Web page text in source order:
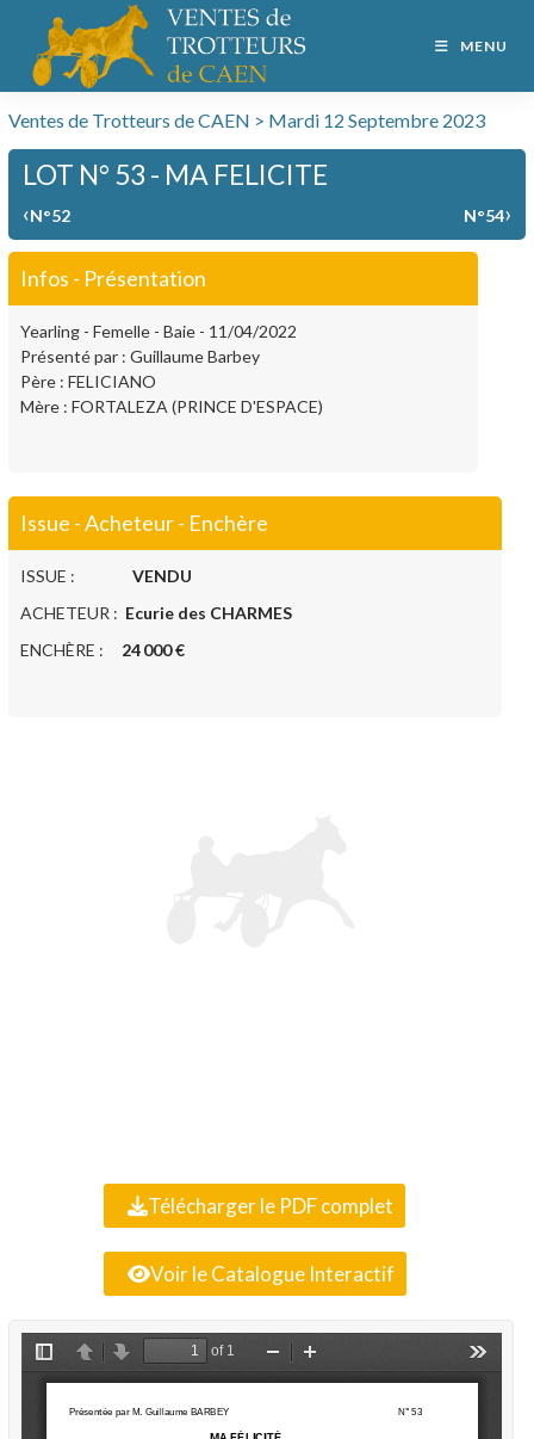
MENU
Ventes de Trotteurs de CAEN > Mardi 12 Septembre 2023
LOT N° 53 - MA FELICITE
‹N°52 N°54›
Infos - Présentation
Yearling - Femelle - Baie - 11/04/2022
Présenté par : Guillaume Barbey
Père : FELICIANO
Mère : FORTALEZA (PRINCE D'ESPACE)
Issue - Acheteur - Enchère
ISSUE : VENDU
ACHETEUR : Ecurie des CHARMES
ENCHÈRE : 24 000 €
Télécharger le PDF complet
Voir le Catalogue Interactif